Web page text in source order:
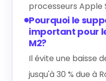
processeurs Apple
Pourquoi le
important pour
M2?
Il évite une baisse
jusqu'à 30 % due à